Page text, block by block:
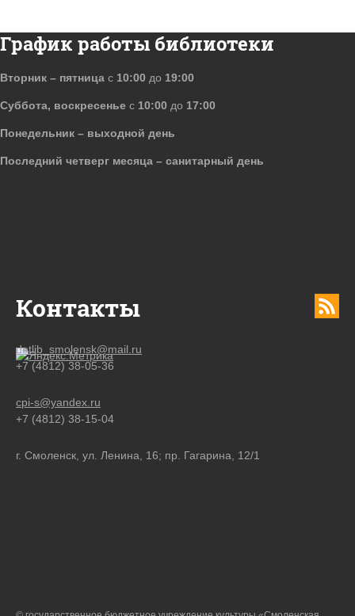
Контакты
detlib_smolensk@mail.ru
+7 (4812) 38-05-36
cpi-s@yandex.ru
+7 (4812) 38-15-04
г. Смоленск, ул. Ленина, 16; пр. Гагарина, 12/1
График работы библиотеки
Вторник – пятница с 10:00 до 19:00
Суббота, воскресенье с 10:00 до 17:00
Понедельник – выходной день
Последний четверг месяца – санитарный день